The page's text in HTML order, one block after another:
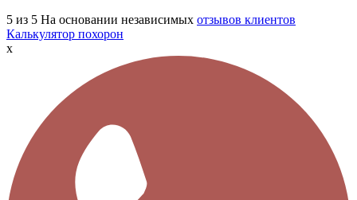
5 из 5 На основании независимых отзывов клиентов
Калькулятор похорон
x